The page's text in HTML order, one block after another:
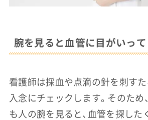
腕を見ると血管に目がいって
看護師は採血や点滴の針を刺すた
入念にチェックします。そのため
も人の腕を見ると、血管を探した